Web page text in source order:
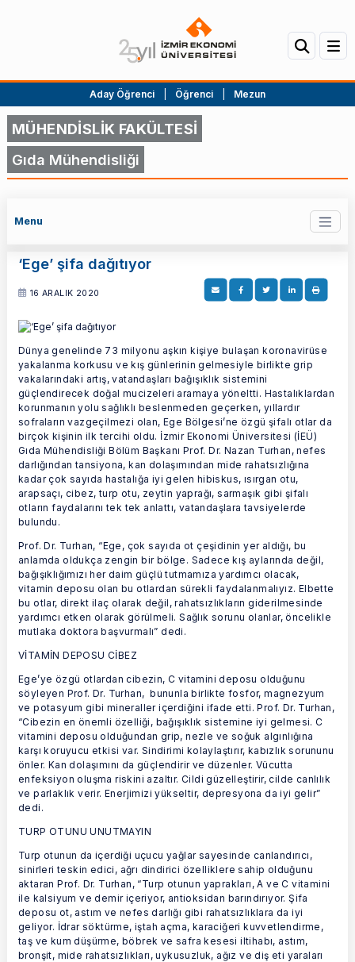
Aday Öğrenci Öğrenci Mezun
MÜHENDİSLİK FAKÜLTESİ
Gıda Mühendisliği
Menu
‘Ege’ şifa dağıtıyor
16 ARALIK 2020
Dünya genelinde 73 milyonu aşkın kişiye bulaşan koronavirüse
yakalanma korkusu ve kış günlerinin gelmesiyle birlikte grip
vakalarındaki artış, vatandaşları bağışıklık sistemini
güçlendirecek doğal mucizeleri aramaya yöneltti. Hastalıklardan
korunmanın yolu sağlıklı beslenmeden geçerken, yıllardır
sofraların vazgeçilmezi olan, Ege Bölgesi’ne özgü şifalı otlar da
birçok kişinin ilk tercihi oldu. İzmir Ekonomi Üniversitesi (İEÜ)
Gıda Mühendisliği Bölüm Başkanı Prof. Dr. Nazan Turhan, nefes
darlığından tansiyona, kan dolaşımından mide rahatsızlığına
kadar çok sayıda hastalığa iyi gelen hibiskus, ısırgan otu,
arapsaçı, cibez, turp otu, zeytin yaprağı, sarmaşık gibi şifalı
otların faydalarını tek tek anlattı, vatandaşlara tavsiyelerde
bulundu.
Prof. Dr. Turhan, “Ege, çok sayıda ot çeşidinin yer aldığı, bu
anlamda oldukça zengin bir bölge. Sadece kış aylarında değil,
bağışıklığımızı her daim güçlü tutmamıza yardımcı olacak,
vitamin deposu olan bu otlardan sürekli faydalanmalıyız. Elbette
bu otlar, direkt ilaç olarak değil, rahatsızlıkların giderilmesinde
yardımcı etken olarak görülmeli. Sağlık sorunu olanlar, öncelikle
mutlaka doktora başvurmalı” dedi.
VİTAMİN DEPOSU CİBEZ
Ege’ye özgü otlardan cibezin, C vitamini deposu olduğunu
söyleyen Prof. Dr. Turhan, bununla birlikte fosfor, magnezyum
ve potasyum gibi mineraller içerdiğini ifade etti. Prof. Dr. Turhan,
“Cibezin en önemli özelliği, bağışıklık sistemine iyi gelmesi. C
vitamini deposu olduğundan grip, nezle ve soğuk algınlığına
karşı koruyucu etkisi var. Sindirimi kolaylaştırır, kabızlık sorununu
önler. Kan dolaşımını da güçlendirir ve düzenler. Vücutta
enfeksiyon oluşma riskini azaltır. Cildi güzelleştirir, cilde canlılık
ve parlaklık verir. Enerjimizi yükseltir, depresyona da iyi gelir”
dedi.
TURP OTUNU UNUTMAYIN
Turp otunun da içerdiği uçucu yağlar sayesinde canlandırıcı,
sinirleri teskin edici, ağrı dindirici özelliklere sahip olduğunu
aktaran Prof. Dr. Turhan, “Turp otunun yaprakları, A ve C vitamini
ile kalsiyum ve demir içeriyor, antioksidan barındırıyor. Şifa
deposu ot, astım ve nefes darlığı gibi rahatsızlıklara da iyi
geliyor. İdrar söktürme, iştah açma, karaciğeri kuvvetlendirme,
taş ve kum düşürme, böbrek ve safra kesesi iltihabı, astım,
bronşit, mide rahatsızlıkları, uykusuzluk, ağız ve diş eti yaraları